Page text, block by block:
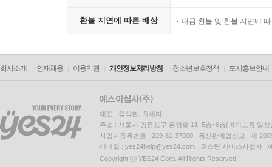
환불 지연에 따른 배상 대금 환불 및 환불 지연에
회사소개 인재채용 이용약관 개인정보처리방침 청소년보호정책 도서홍보안내
대표 : 김석환, 최세라
주소 : 서울시 영등포구 은행로 11, 5층~6층(여의도동,일신
사업자등록번호 : 229-81-37000 통신판매업신고 : 제
이메일 : yes24help@yes24.com 호스팅 서비스사업자 :
Copyright ⓒ YES24 Corp. All Rights Reserved.